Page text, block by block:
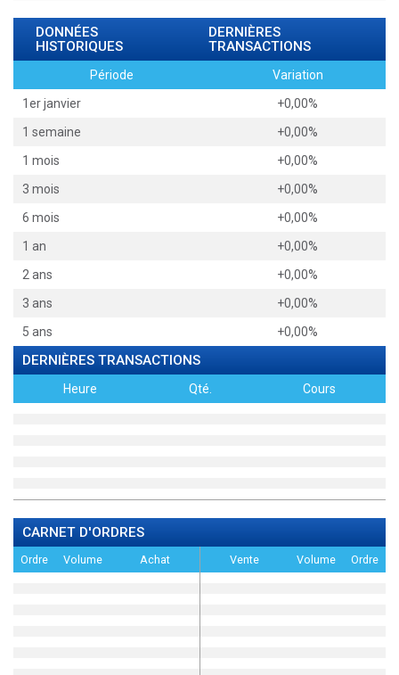
DONNÉES
HISTORIQUES
DERNIÈRES
TRANSACTIONS
Période
Variation
1er janvier
+0,00%
1 semaine
+0,00%
1 mois
+0,00%
3 mois
+0,00%
6 mois
+0,00%
1 an
+0,00%
2 ans
+0,00%
3 ans
+0,00%
5 ans
+0,00%
DERNIÈRES TRANSACTIONS
Heure Qté. Cours
CARNET D'ORDRES
Ordre Volume Achat Vente Volume Ordre